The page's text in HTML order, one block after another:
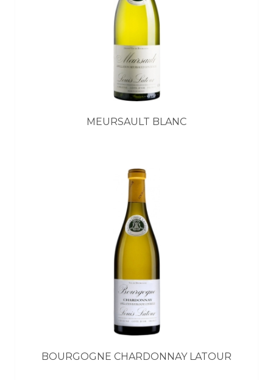
MEURSAULT BLANC
BOURGOGNE CHARDONNAY LATOUR